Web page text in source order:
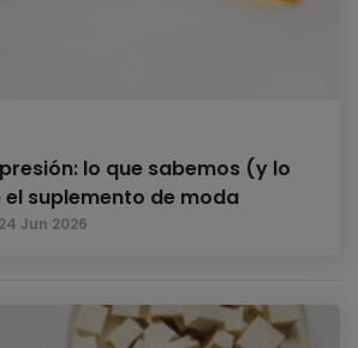
lo que sabemos (y lo
suplemento de moda
24 Jun 2026